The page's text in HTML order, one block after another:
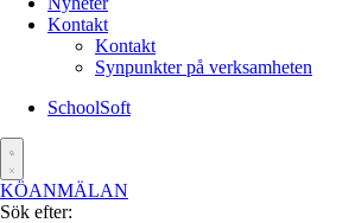
Kontakt
Kontakt
Synpunkter på verksamheten
SchoolSoft
KÖANMÄLAN
Sök efter: